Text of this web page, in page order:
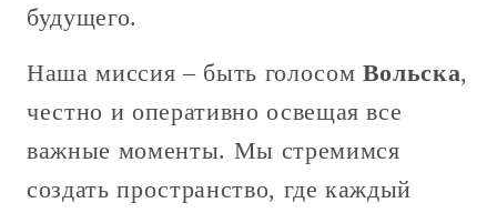
будущего.
Наша миссия – быть голосом Вольска,
честно и оперативно освещая все
важные моменты. Мы стремимся
создать пространство, где каждый